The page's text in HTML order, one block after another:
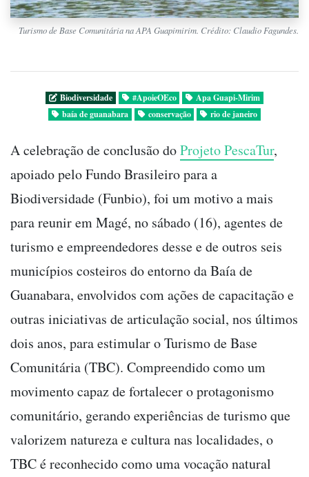
Turismo de Base Comunitária na APA Guapimirim. Crédito: Claudio Fagundes.
Biodiversidade #ApoieOEco
Apa Guapi-Mirim
baía de guanabara
conservação rio de janeiro
A celebração de conclusão doProjeto PescaTur,
apoiado pelo Fundo Brasileiro para a
Biodiversidade (Funbio), foi um motivo a mais
para reunir em Magé, no sábado (16), agentes de
turismo e empreendedores desse e de outros seis
municípios costeiros do entorno da Baía de
Guanabara, envolvidos com ações de capacitação e
outras iniciativas de articulação social, nos últimos
dois anos, para estimular o Turismo de Base
Comunitária (TBC). Compreendido como um
movimento capaz de fortalecer o protagonismo
comunitário, gerando experiências de turismo que
valorizem natureza e cultura nas localidades, o
TBC é reconhecido como uma vocação natural